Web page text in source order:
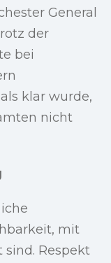
General
der
bei
klar wurde,
nicht
mit
Respekt